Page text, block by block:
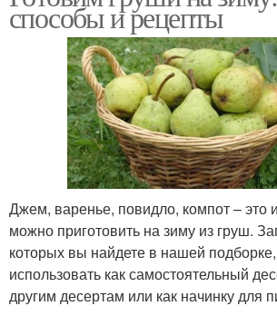
способы и рецепты
Джем, варенье, повидло, компот – это
можно приготовить на зиму из груш.
которых вы найдете в нашей
использовать как самостоятельный
другим десертам или как начинку для